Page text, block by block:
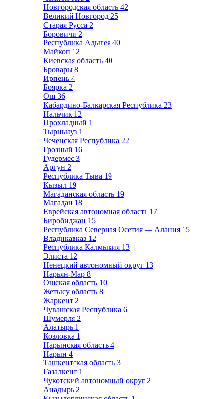
Новгородская область 42
Великий Новгород 25
Старая Русса 2
Боровичи 2
Республика Адыгея 40
Майкоп 12
Киевская область 40
Бровары 8
Ирпень 4
Боярка 2
Ош 36
Кабардино-Балкарская Республика 23
Нальчик 12
Прохладный 1
Тырныауз 1
Чеченская Республика 22
Грозный 16
Гудермес 3
Аргун 2
Республика Тыва 19
Кызыл 19
Магаданская область 19
Магадан 18
Еврейская автономная область 17
Биробиджан 15
Республика Северная Осетия — Алания 15
Владикавказ 12
Республика Калмыкия 13
Элиста 12
Ненецкий автономный округ 13
Нарьян-Мар 8
Ошская область 10
Жетысу область 8
Жаркент 2
Чувашская Республика 6
Шумерля 2
Алатырь 1
Козловка 1
Нарынская область 4
Нарын 4
Ташкентская область 3
Газалкент 1
Чукотский автономный округ 2
Анадырь 2